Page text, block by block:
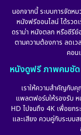
Drama ดราม่า
Dystopian
Emotional
Epic มหากาพย์
Erotic
นอกจากนี้ ระบบการจัดห
หนังฟรีออนไลน์ ได้รวด
ดราม่า หนังตลก หรือซีรี
ตามความต้องการ ลดเว
คอน
หนังดูฟรี ภาพคมชั
เราให้ความสำคัญกับ
แพลตฟอร์มให้รองรับ
HD ไปจนถึง 4K เพื่อยก
และเสียง ควบคู่กับระบบ